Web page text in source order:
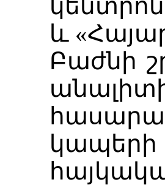
և
Բաժնի